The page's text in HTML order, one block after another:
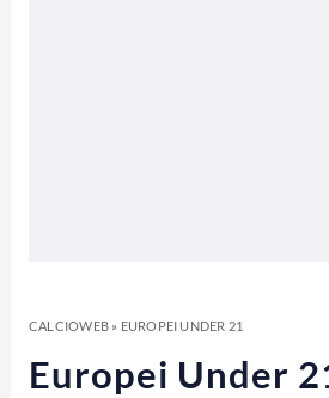
CALCIOWEB» EUROPEI UNDER 21
Europei Under